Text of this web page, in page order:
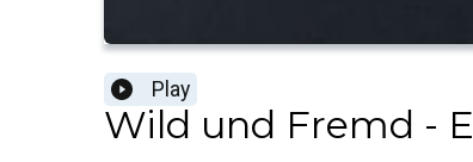
Play
Wild und Fremd -